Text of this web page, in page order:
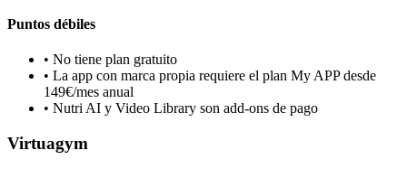
Puntos débiles
• No tiene plan gratuito
• La app con marca propia requiere el plan My APP desde
149€/mes anual
• Nutri AI y Video Library son add-ons de pago
Virtuagym